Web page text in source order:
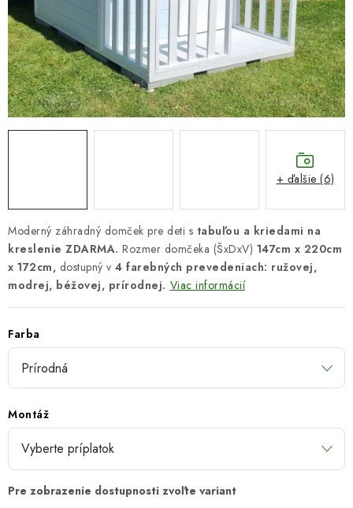
Náš príbeh od začiatku Doprava Kontakt
Blog
Hodnotenie obchodu
Obchodné podmienky
Vrátenie, výmena tovaru
Pravidlá súťaží na Facebooku
Moderný záhradný domček pre deti s tabuľou a kriedami na
kreslenie ZDARMA. Rozmer domčeka (ŠxDxV) 147cm x 220cm
x 172cm, dostupný v 4 farebných prevedeniach: ružovej,
modrej, béžovej, prírodnej. Viac informácií
Farba
Montáž
+ ďalšie (6)